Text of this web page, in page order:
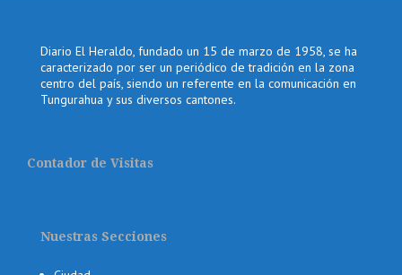
Diario El Heraldo, fundado un 15 de marzo de 1958, se ha
caracterizado por ser un periódico de tradición en la zona
centro del país, siendo un referente en la comunicación en
Tungurahua y sus diversos cantones.
Contador de Visitas
Nuestras Secciones